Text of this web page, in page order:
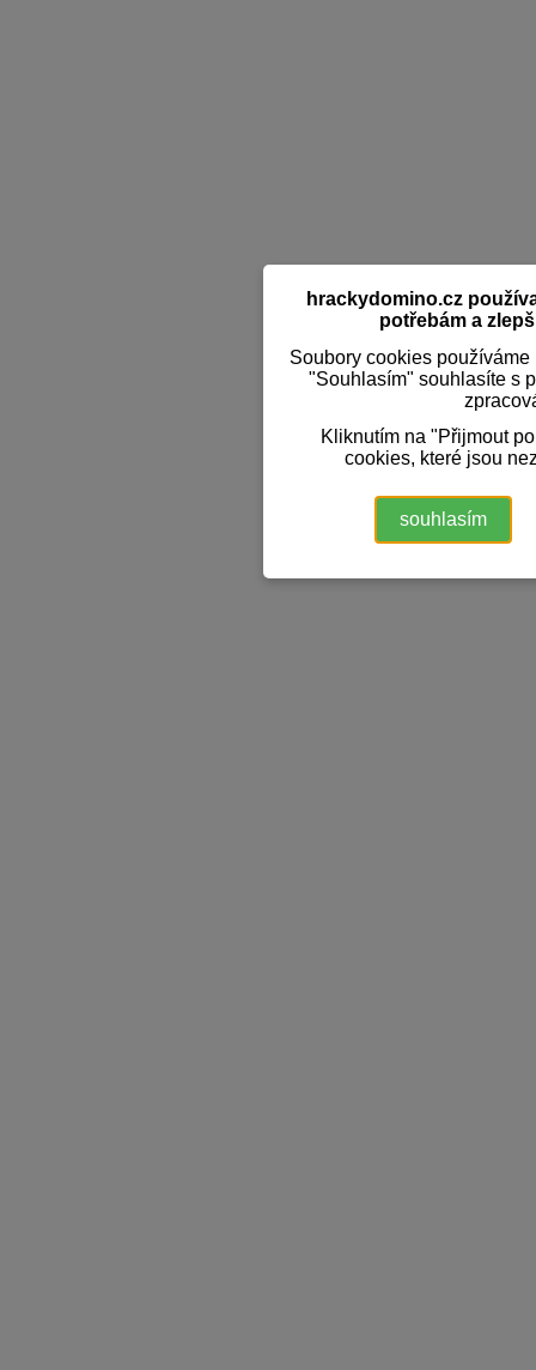
hrackydomino.cz
potřebám a
Soubory cookies
"Souhlasím" souhlasíte s
Kliknutím na "Přijmout
cookies, které jsou
souhlasím